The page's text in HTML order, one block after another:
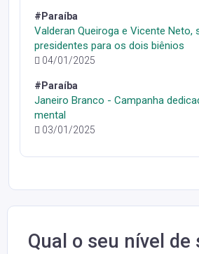
#Paraíba
Valderan Queiroga e Vicente Neto,
presidentes para os dois biênios
04/01/2025
#Paraíba
Janeiro Branco - Campanha
mental
03/01/2025
Qual o seu nível